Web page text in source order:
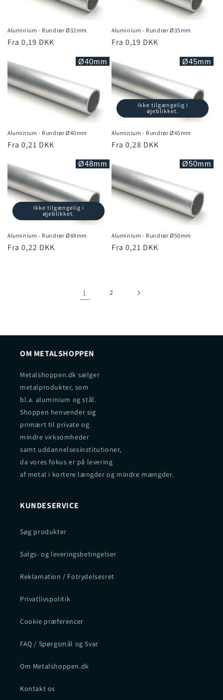
Aluminium - Rundrør Ø32mm
Normalpris
Fra 0,19 DKK
Aluminium - Rundrør Ø35mm
Normalpris
Fra 0,19 DKK
Aluminium - Rundrør Ø40mm
Normalpris
Fra 0,21 DKK
Ø40mm
Ikke tilgængelig i
øjeblikket.
Aluminium - Rundrør Ø45mm
Normalpris
Fra 0,28 DKK
Ø45mm
Ikke tilgængelig i
øjeblikket.
Aluminium - Rundrør Ø48mm
Normalpris
Fra 0,22 DKK
Ø48mm
Aluminium - Rundrør Ø50mm
Normalpris
Fra 0,21 DKK
Ø50mm
1 2
OM METALSHOPPEN
Metalshoppen.dk sælger
metalprodukter, som
bl.a. aluminium og stål.
Shoppen henvender sig
primært til private og
mindre virksomheder
samt uddannelsesinstitutioner,
da vores fokus er på levering
af metal i kortere længder og mindre mængder.
KUNDESERVICE
Søg produkter
Salgs- og leveringsbetingelser
Reklamation / Fotrydelsesret
Privatlivspolitik
Cookie præferencer
FAQ / Spørgsmål og Svar
Om Metalshoppen.dk
Kontakt os